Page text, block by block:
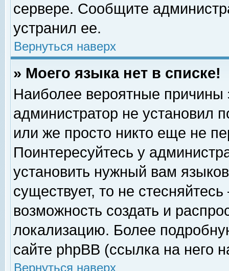
сервере. Сообщите
устранил ее.
Вернуться наверх
» Моего языка нет в списке!
Наиболее вероятные причины
администратор не установил
или же просто никто еще не
Поинтересуйтесь у
установить нужный вам
существует, то не
возможность создать и
локализацию. Более
сайте phpBB (ссылка на него
Вернуться наверх